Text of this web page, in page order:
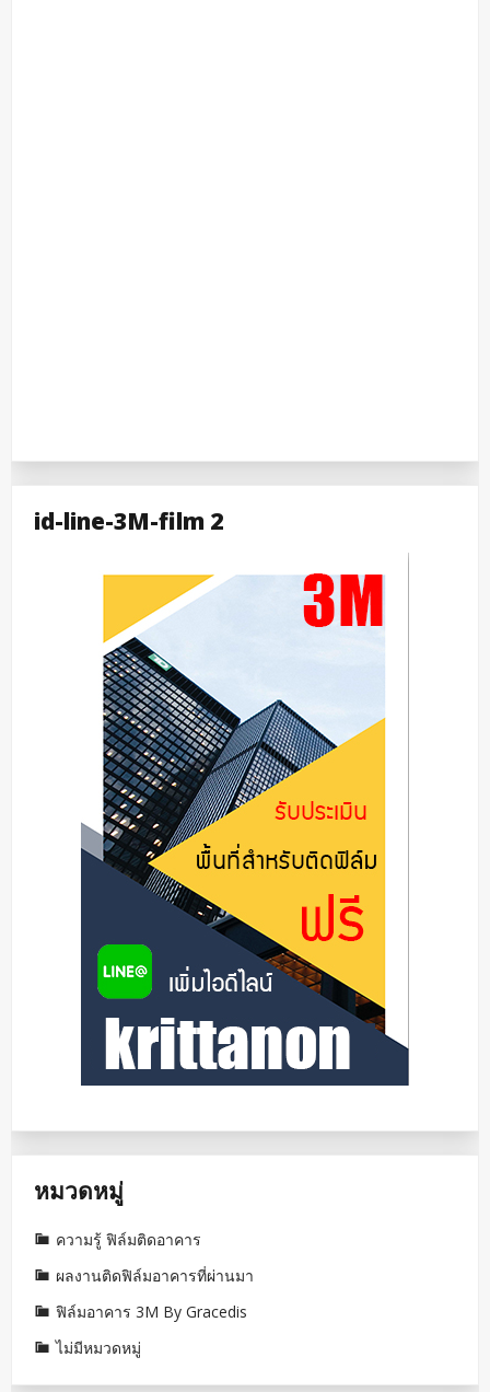
id-line-3M-film 2
หมวดหมู่
ความรู้ ฟิล์มติดอาคาร
ผลงานติดฟิล์มอาคารที่ผ่านมา
ฟิล์มอาคาร 3M By Gracedis
ไม่มีหมวดหมู่